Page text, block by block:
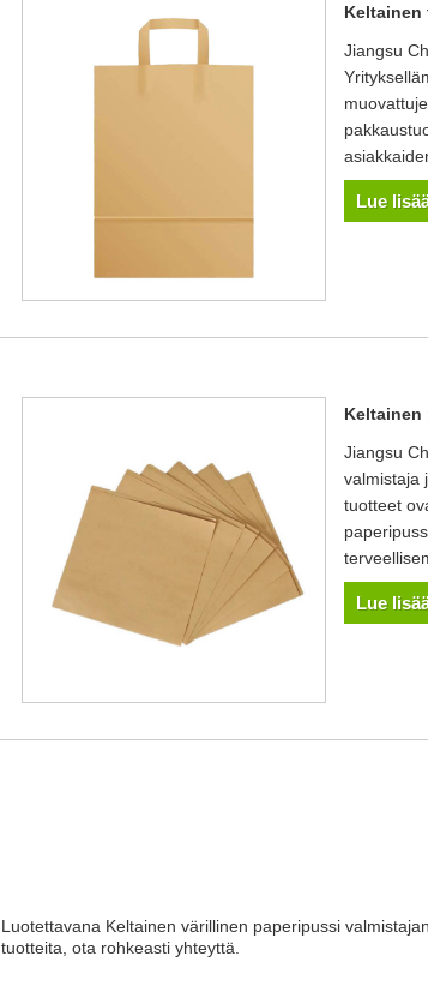
Keltainen
Jiangsu
Lue
Keltainen
Jiangsu
valmistaja
tuotteet
Lue
Luotettavana Keltainen värillinen paperipussi
tuotteita, ota rohkeasti yhteyttä.